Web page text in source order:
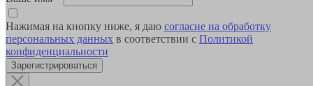
Нажимая на кнопку ниже, я даю согласие на обработку
персональных данных в соответствии с Политикой
конфиденциальности
Зарегистрироваться